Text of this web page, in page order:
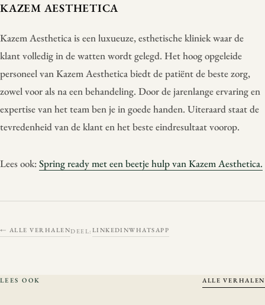
KAZEM AESTHETICA
Kazem Aesthetica is een luxueuze, esthetische kliniek waar de
klant volledig in de watten wordt gelegd. Het hoog opgeleide
personeel van Kazem Aesthetica biedt de patiënt de beste zorg,
zowel voor als na een behandeling. Door de jarenlange ervaring en
expertise van het team ben je in goede handen. Uiteraard staat de
tevredenheid van de klant en het beste eindresultaat voorop.
Lees ook:Spring ready met een beetje hulp van Kazem Aesthetica.
← ALLE VERHALENDEEL: LINKEDINWHATSAPP
LEES OOK ALLE VERHALEN